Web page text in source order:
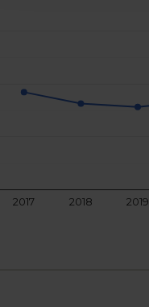
2017 2018 2019